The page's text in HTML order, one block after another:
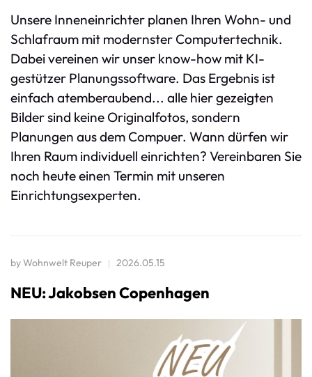
Unsere Inneneinrichter planen Ihren Wohn- und
Schlafraum mit modernster Computertechnik.
Dabei vereinen wir unser know-how mit KI-
gestützer Planungssoftware. Das Ergebnis ist
einfach atemberaubend... alle hier gezeigten
Bilder sind keine Originalfotos, sondern
Planungen aus dem Compuer. Wann dürfen wir
Ihren Raum individuell einrichten? Vereinbaren Sie
noch heute einen Termin mit unseren
Einrichtungsexperten.
byWohnwelt Reuper 2026.05.15
NEU: Jakobsen Copenhagen